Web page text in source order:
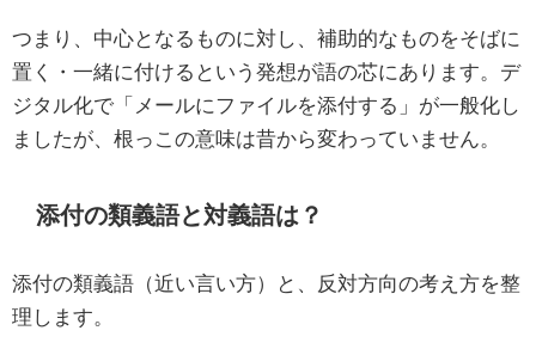
つまり、中心となるものに対し、補助的なものをそばに
置く・一緒に付けるという発想が語の芯にあります。デ
ジタル化で「メールにファイルを添付する」が一般化し
ましたが、根っこの意味は昔から変わっていません。
添付の類義語と対義語は？
添付の類義語（近い言い方）と、反対方向の考え方を整
理します。